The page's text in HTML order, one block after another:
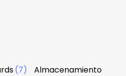
(7)
Almacenamiento